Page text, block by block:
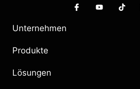
Unternehmen
Produkte
Lösungen